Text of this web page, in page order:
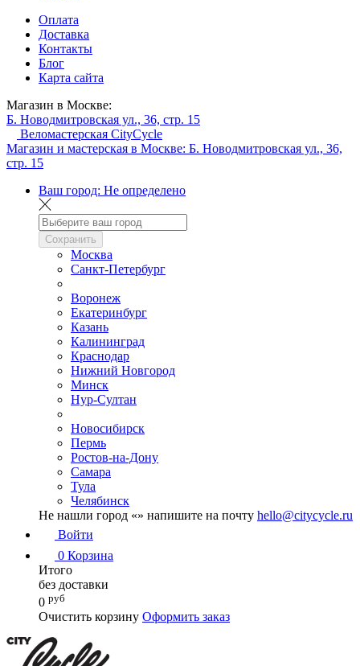
Оплата
Доставка
Контакты
Блог
Карта сайта
Магазин в Москве:
Б. Новодмитровская ул., 36, стр. 15
Веломастерская CityCycle
Магазин и мастерская в Москве: Б. Новодмитровская ул., 36,
стр. 15
Ваш город: Не определено
Сохранить
Москва
Санкт-Петербург
Воронеж
Екатеринбург
Казань
Калининград
Краснодар
Нижний Новгород
Минск
Нур-Султан
Новосибирск
Пермь
Ростов-на-Дону
Самара
Тула
Челябинск
Не нашли город «» напишите на почту hello@citycycle.ru
Войти
0 Корзина
Итого
без доставки
0 руб
Очистить корзину Оформить заказ